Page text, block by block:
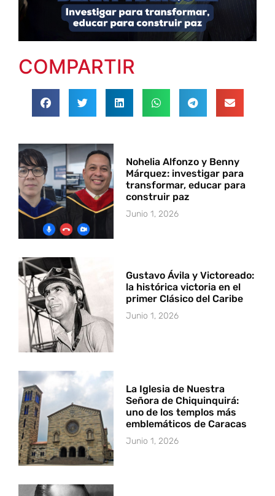
COMPARTIR
Nohelia Alfonzo y Benny
Márquez: investigar para
transformar, educar para
construir paz
Junio 1, 2026
Gustavo Ávila y Victoreado:
la histórica victoria en el
primer Clásico del Caribe
Junio 1, 2026
La Iglesia de Nuestra
Señora de Chiquinquirá:
uno de los templos más
emblemáticos de Caracas
Junio 1, 2026